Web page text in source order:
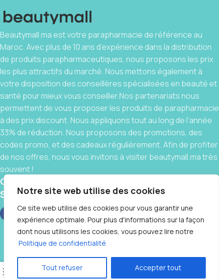
Notre site web utilise des cookies
Ce site web utilise des cookies pour vous garantir une
expérience optimale. Pour plus d'informations sur la façon
dont nous utilisons les cookies, vous pouvez lire notre
Politique de confidentialité
Tout refuser Accepter tout
Beautymall.ma est votre parapharmacie de référence au
Maroc. Avec plus de 10 ans d’expérience dans la distribution
de produits parapharmaceutiques, nous proposons les prix
les plus attractifs du marché. Nous mettons également à
votre disposition des conseillères spécialisées en beauté et
santé pour mieux vous conseiller.Nos partenariats nous
permettent de vous proposer les produits de parapharmacie
à des prix discount. Nous appliquons tout au long de l’année
33% de réduction. Nous proposons des promotions, des
codes promo, et des cadeaux régulièrement. Afin de profiter
de nos offres, nous vous invitons à visiter beautymall.ma très
souvent !
Contact
Social links:
BeautyMall © 2025 ByIT CLUB
Contactez-nous
Open